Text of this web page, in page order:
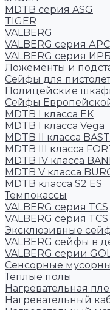
MDTB серия ASG
TIGER
VALBERG
VALBERG серия
VALBERG серия
Ложементы и
Сейфы для
Полицейские
Сейфы
MDTB I класса EK
MDTB I класса Vega
MDTB II класса
MDTB III класса
MDTB IV класса
MDTB V класса
MDTB класса S2 ES
Темпокассы
VALBERG серия TCS
VALBERG серия
Эксклюзивные
VALBERG сейфы в
VALBERG серии
Сенсорные
Тёплые полы
Нагревательная
Нагревательный